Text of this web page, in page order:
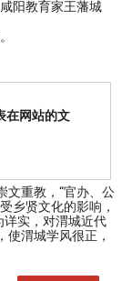
阳教育家王藩城
在网站的文
文重教，“官办、公
乡贤文化的影响，
详实，对渭城近代
渭城学风很正，